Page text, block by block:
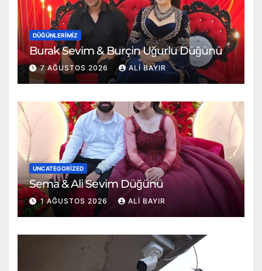
DÜĞÜNLERIMIZ
Burak Sevim & Burçin Uğurlu Düğünü
7 AĞUSTOS 2026 ALI BAYIR
UNCATEGORIZED
Sema & Ali Sevim Düğünü
1 AĞUSTOS 2026 ALI BAYIR